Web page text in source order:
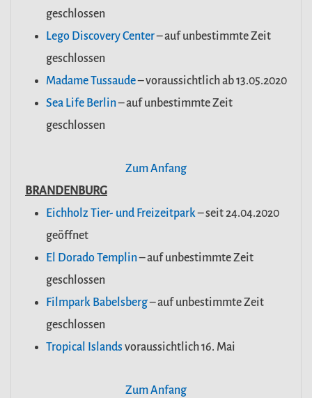
geschlossen
Lego Discovery Center– auf unbestimmte Zeit
geschlossen
Madame Tussaude– voraussichtlich ab 13.05.2020
Sea Life Berlin– auf unbestimmte Zeit
geschlossen
Zum Anfang
BRANDENBURG
Eichholz Tier- und Freizeitpark– seit 24.04.2020
geöffnet
El Dorado Templin– auf unbestimmte Zeit
geschlossen
Filmpark Babelsberg– auf unbestimmte Zeit
geschlossen
Tropical Islands voraussichtlich 16. Mai
Zum Anfang